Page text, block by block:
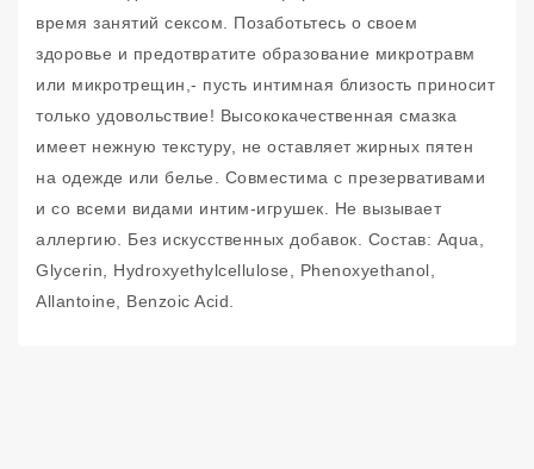
время занятий сексом. Позаботьтесь о своем
здоровье и предотвратите образование микротравм
или микротрещин,- пусть интимная близость приносит
только удовольствие! Высококачественная смазка
имеет нежную текстуру, не оставляет жирных пятен
на одежде или белье. Совместима с презервативами
и со всеми видами интим-игрушек. Не вызывает
аллергию. Без искусственных добавок. Состав: Aqua,
Glycerin, Hydroxyethylcellulose, Phenoxyethanol,
Allantoine, Benzoic Acid.